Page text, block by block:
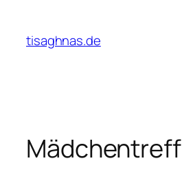
springen
tisaghnas.de
Mädchentreff